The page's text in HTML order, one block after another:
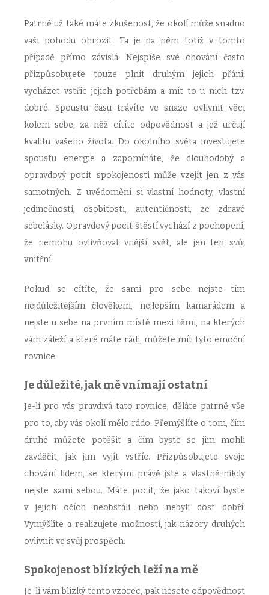
Patrně už také máte zkušenost, že okolí může snadno
vaši pohodu ohrozit. Ta je na něm totiž v tomto
případě přímo závislá. Nejspíše své chování často
přizpůsobujete touze plnit druhým jejich přání,
vycházet vstříc jejich potřebám a mít to u nich tzv.
dobré. Spoustu času trávíte ve snaze ovlivnit věci
kolem sebe, za něž cítíte odpovědnost a jež určují
kvalitu vašeho života. Do okolního světa investujete
spoustu energie a zapomínáte, že dlouhodobý a
opravdový pocit spokojenosti může vzejít jen z vás
samotných. Z uvědomění si vlastní hodnoty, vlastní
jedinečnosti, osobitosti, autentičnosti, ze zdravé
sebelásky. Opravdový pocit štěstí vychází z pochopení,
že nemohu ovlivňovat vnější svět, ale jen ten svůj
vnitřní.
Pokud se cítíte, že sami pro sebe nejste tím
nejdůležitějším člověkem, nejlepším kamarádem a
nejste u sebe na prvním místě mezi těmi, na kterých
vám záleží a které máte rádi, můžete mít tyto emoční
rovnice:
Je důležité, jak mě vnímají ostatní
Je-li pro vás pravdivá tato rovnice, děláte patrně vše
pro to, aby vás okolí mělo rádo. Přemýšlíte o tom, čím
druhé můžete potěšit a čím byste se jim mohli
zavděčit, jak jim vyjít vstříc. Přizpůsobujete svoje
chování lidem, se kterými právě jste a vlastně nikdy
nejste sami sebou. Máte pocit, že jako takoví byste
v jejich očích neobstáli nebo nebyli dost dobří.
Vymýšlíte a realizujete možnosti, jak názory druhých
ovlivnit ve svůj prospěch.
Spokojenost blízkých leží na mě
Je-li vám blízký tento vzorec, pak nesete odpovědnost